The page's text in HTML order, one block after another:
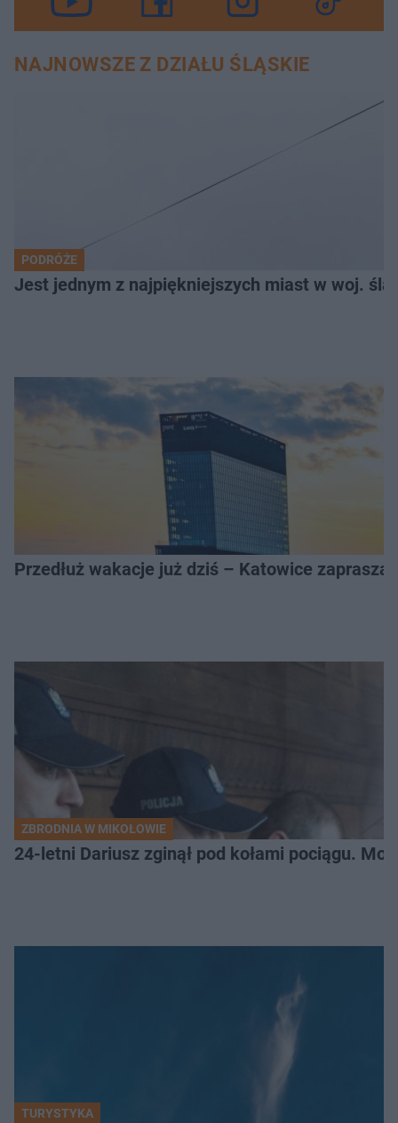
NAJNOWSZE Z DZIAŁU ŚLĄSKIE
PODRÓŻE
Jest jednym z najpiękniejszych miast w woj.
Przedłuż wakacje już dziś – Katowice
ZBRODNIA W MIKOŁOWIE
24-letni Dariusz zginął pod kołami pociągu.
TURYSTYKA